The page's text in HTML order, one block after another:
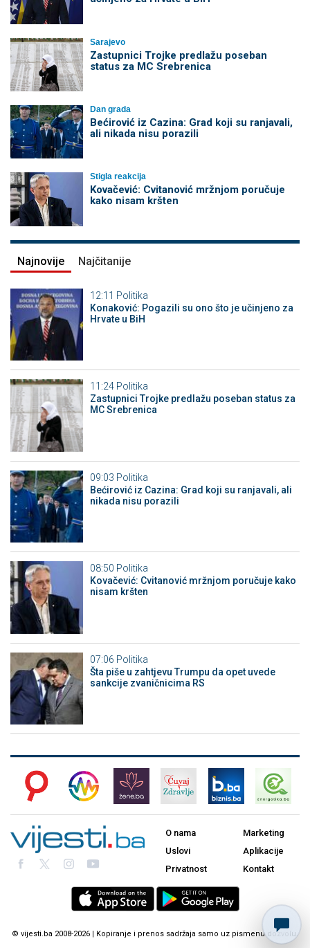
Sarajevo
Zastupnici Trojke predlažu poseban
status za MC Srebrenica
Dan grada
Bećirović iz Cazina: Grad koji su ranjavali,
ali nikada nisu porazili
Stigla reakcija
Kovačević: Cvitanović mržnjom poručuje
kako nisam kršten
Najnovije Najčitanije
12:11 Politika
Konaković: Pogazili su ono što je učinjeno za
Hrvate u BiH
11:24 Politika
Zastupnici Trojke predlažu poseban status za
MC Srebrenica
09:03 Politika
Bećirović iz Cazina: Grad koji su ranjavali, ali
nikada nisu porazili
08:50 Politika
Kovačević: Cvitanović mržnjom poručuje kako
nisam kršten
07:06 Politika
Šta piše u zahtjevu Trumpu da opet uvede
sankcije zvaničnicima RS
O nama
Uslovi
Privatnost
Marketing
Aplikacije
Kontakt
© vijesti.ba 2008-2026 | Kopiranje i prenos sadržaja samo uz pismenu dozvolu.